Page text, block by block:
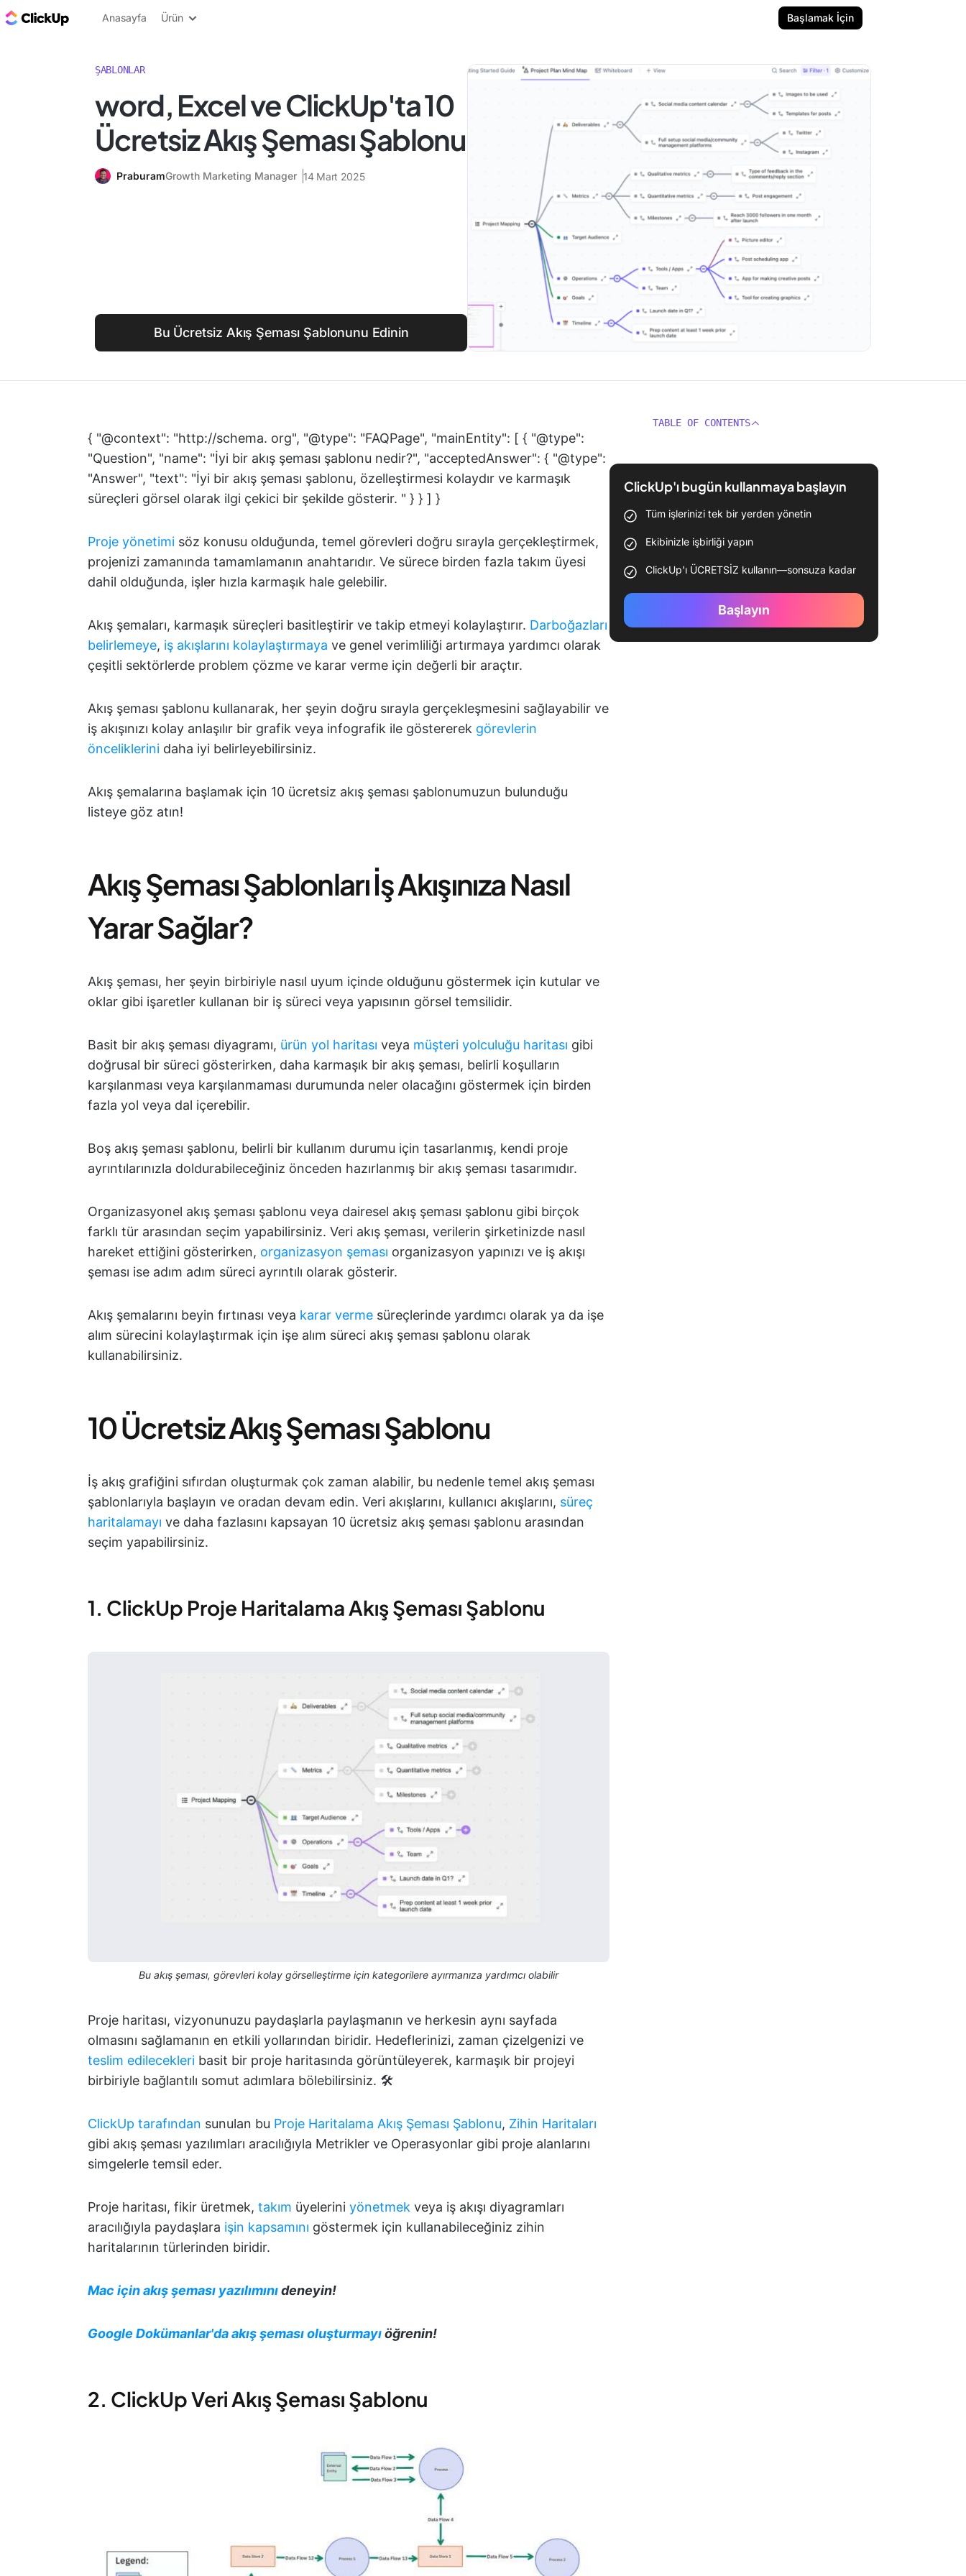
ClickUp Blog
Anasayfa Ürün Başlamak İçin
ŞABLONLAR
word, Excel ve ClickUp'ta 10
Ücretsiz Akış Şeması Şablonu
PraburamGrowth Marketing Manager 14 Mart 2025
Bu Ücretsiz Akış Şeması Şablonunu Edinin
{ "@context": "http://schema. org", "@type": "FAQPage", "mainEntity": [ { "@type":
"Question", "name": "İyi bir akış şeması şablonu nedir?", "acceptedAnswer": { "@type":
"Answer", "text": "İyi bir akış şeması şablonu, özelleştirmesi kolaydır ve karmaşık
süreçleri görsel olarak ilgi çekici bir şekilde gösterir. " } } ] }
Proje yönetimi söz konusu olduğunda, temel görevleri doğru sırayla gerçekleştirmek,
projenizi zamanında tamamlamanın anahtarıdır. Ve sürece birden fazla takım üyesi
dahil olduğunda, işler hızla karmaşık hale gelebilir.
Akış şemaları, karmaşık süreçleri basitleştirir ve takip etmeyi kolaylaştırır. Darboğazları
belirlemeye, iş akışlarını kolaylaştırmaya ve genel verimliliği artırmaya yardımcı olarak
çeşitli sektörlerde problem çözme ve karar verme için değerli bir araçtır.
Akış şeması şablonu kullanarak, her şeyin doğru sırayla gerçekleşmesini sağlayabilir ve
iş akışınızı kolay anlaşılır bir grafik veya infografik ile göstererek görevlerin
önceliklerini daha iyi belirleyebilirsiniz.
Akış şemalarına başlamak için 10 ücretsiz akış şeması şablonumuzun bulunduğu
listeye göz atın!
Akış Şeması Şablonları İş Akışınıza Nasıl
Yarar Sağlar?
Akış şeması, her şeyin birbiriyle nasıl uyum içinde olduğunu göstermek için kutular ve
oklar gibi işaretler kullanan bir iş süreci veya yapısının görsel temsilidir.
Basit bir akış şeması diyagramı, ürün yol haritası veya müşteri yolculuğu haritası gibi
doğrusal bir süreci gösterirken, daha karmaşık bir akış şeması, belirli koşulların
karşılanması veya karşılanmaması durumunda neler olacağını göstermek için birden
fazla yol veya dal içerebilir.
Boş akış şeması şablonu, belirli bir kullanım durumu için tasarlanmış, kendi proje
ayrıntılarınızla doldurabileceğiniz önceden hazırlanmış bir akış şeması tasarımıdır.
Organizasyonel akış şeması şablonu veya dairesel akış şeması şablonu gibi birçok
farklı tür arasından seçim yapabilirsiniz. Veri akış şeması, verilerin şirketinizde nasıl
hareket ettiğini gösterirken, organizasyon şeması organizasyon yapınızı ve iş akışı
şeması ise adım adım süreci ayrıntılı olarak gösterir.
Akış şemalarını beyin fırtınası veya karar verme süreçlerinde yardımcı olarak ya da işe
alım sürecini kolaylaştırmak için işe alım süreci akış şeması şablonu olarak
kullanabilirsiniz.
10 Ücretsiz Akış Şeması Şablonu
İş akış grafiğini sıfırdan oluşturmak çok zaman alabilir, bu nedenle temel akış şeması
şablonlarıyla başlayın ve oradan devam edin. Veri akışlarını, kullanıcı akışlarını, süreç
haritalamayı ve daha fazlasını kapsayan 10 ücretsiz akış şeması şablonu arasından
seçim yapabilirsiniz.
1. ClickUp Proje Haritalama Akış Şeması Şablonu
Bu akış şeması, görevleri kolay görselleştirme için kategorilere ayırmanıza yardımcı olabilir
Proje haritası, vizyonunuzu paydaşlarla paylaşmanın ve herkesin aynı sayfada
olmasını sağlamanın en etkili yollarından biridir. Hedeflerinizi, zaman çizelgenizi ve
teslim edilecekleri basit bir proje haritasında görüntüleyerek, karmaşık bir projeyi
birbiriyle bağlantılı somut adımlara bölebilirsiniz. 🛠️
ClickUp tarafından sunulan bu Proje Haritalama Akış Şeması Şablonu, Zihin Haritaları
gibi akış şeması yazılımları aracılığıyla Metrikler ve Operasyonlar gibi proje alanlarını
simgelerle temsil eder.
Proje haritası, fikir üretmek, takım üyelerini yönetmek veya iş akışı diyagramları
aracılığıyla paydaşlara işin kapsamını göstermek için kullanabileceğiniz zihin
haritalarının türlerinden biridir.
Mac için akış şeması yazılımınıdeneyin!
Google Dokümanlar'da akış şeması oluşturmayıöğrenin!
2. ClickUp Veri Akış Şeması Şablonu
TABLE OF CONTENTS
ClickUp'ı bugün kullanmaya başlayın
Tüm işlerinizi tek bir yerden yönetin
Ekibinizle işbirliği yapın
ClickUp'ı ÜCRETSİZ kullanın—sonsuza kadar
Başlayın